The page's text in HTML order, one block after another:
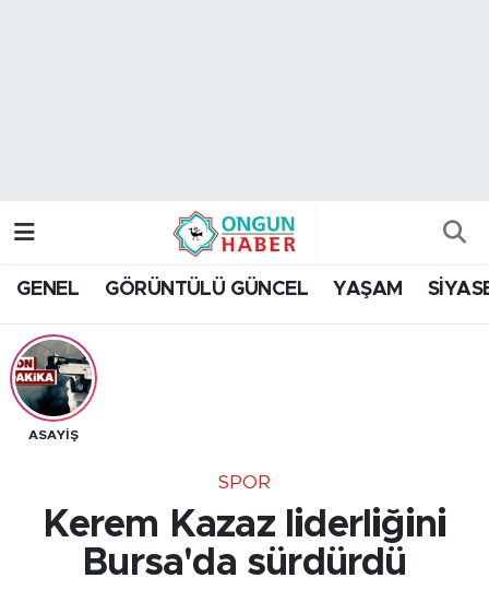
GENEL GÖRÜNTÜLÜ GÜNCEL YAŞAM
ASAYİŞ
SPOR
Kerem Kazaz liderliğini
Bursa'da sürdürdü
Trafik Durumu
Tüm Manşetler
Son Dakika Haberleri